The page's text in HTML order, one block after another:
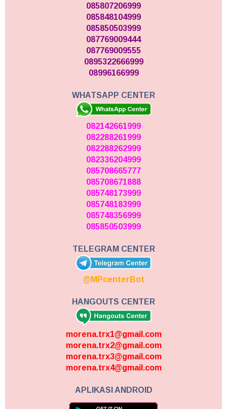
085807206999
085848104999
085850503999
087769009444
087769009555
0895322666999
08996166999
WHATSAPP CENTER
082142661999
082288261999
082288262999
082336204999
085708665777
085708671888
085748173999
085748183999
085748356999
085850503999
TELEGRAM CENTER
@MPcenterBot
HANGOUTS CENTER
morena.trx1@gmail.com
morena.trx2@gmail.com
morena.trx3@gmail.com
morena.trx4@gmail.com
APLIKASI ANDROID